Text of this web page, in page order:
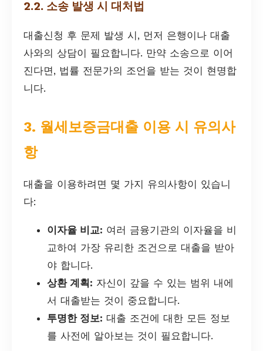
2.2. 소송 발생 시 대처법
대출신청 후 문제 발생 시, 먼저 은행이나 대출
사와의 상담이 필요합니다. 만약 소송으로 이어
진다면, 법률 전문가의 조언을 받는 것이 현명합
니다.
3. 월세보증금대출 이용 시 유의사
항
대출을 이용하려면 몇 가지 유의사항이 있습니
다:
이자율 비교: 여러 금융기관의 이자율을 비
교하여 가장 유리한 조건으로 대출을 받아
야 합니다.
상환 계획: 자신이 갚을 수 있는 범위 내에
서 대출받는 것이 중요합니다.
투명한 정보: 대출 조건에 대한 모든 정보
를 사전에 알아보는 것이 필요합니다.